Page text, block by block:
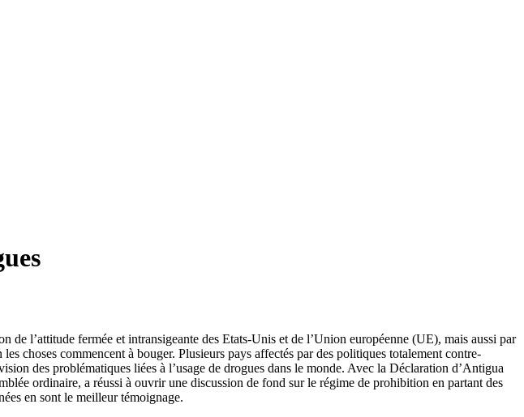
de l’attitude fermée et intransigeante des Etats-Unis et de l’Union européenne (UE), mais aussi par
choses commencent à bouger. Plusieurs pays affectés par des politiques totalement contre-
des problématiques liées à l’usage de drogues dans le monde. Avec la Déclaration d’Antigua
ordinaire, a réussi à ouvrir une discussion de fond sur le régime de prohibition en partant des
en sont le meilleur témoignage.